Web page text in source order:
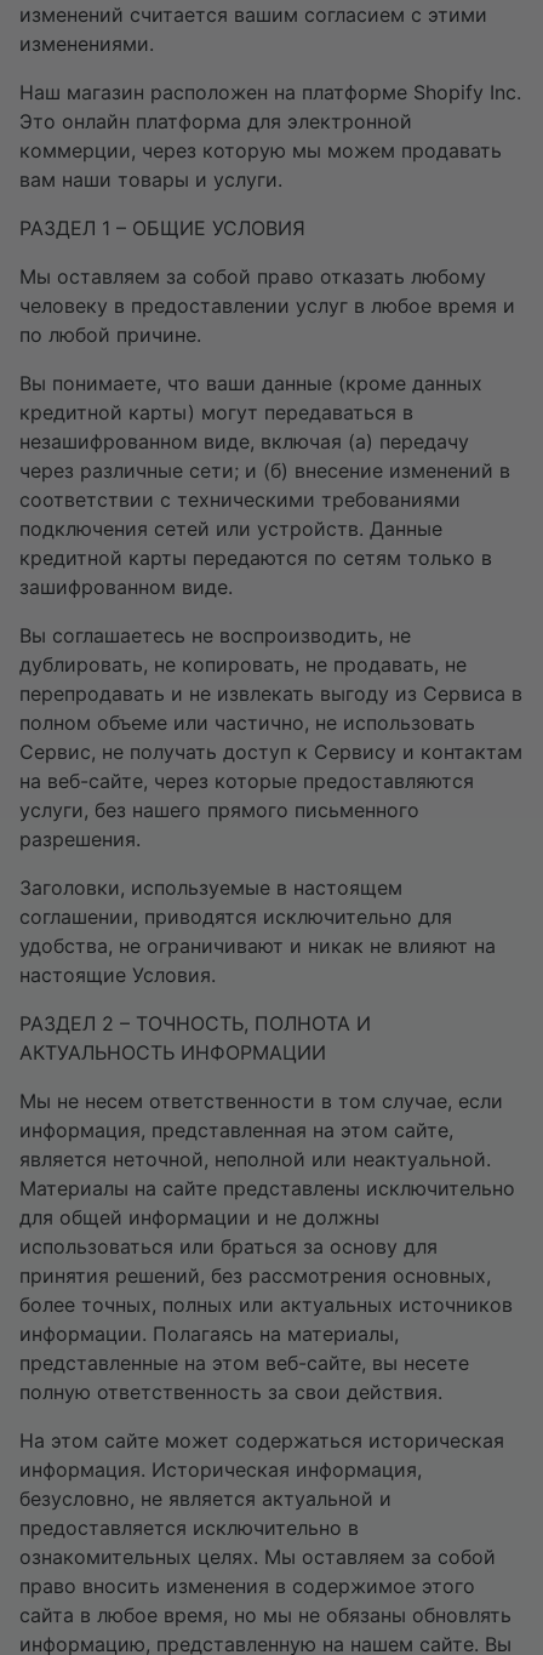
изменений считается вашим согласием с этими
изменениями.
Наш магазин расположен на платформе Shopify Inc.
Это онлайн платформа для электронной
коммерции, через которую мы можем продавать
вам наши товары и услуги.
РАЗДЕЛ 1 – ОБЩИЕ УСЛОВИЯ
Мы оставляем за собой право отказать любому
человеку в предоставлении услуг в любое время и
по любой причине.
Вы понимаете, что ваши данные (кроме данных
кредитной карты) могут передаваться в
незашифрованном виде, включая (а) передачу
через различные сети; и (б) внесение изменений в
соответствии с техническими требованиями
подключения сетей или устройств. Данные
кредитной карты передаются по сетям только в
зашифрованном виде.
Вы соглашаетесь не воспроизводить, не
дублировать, не копировать, не продавать, не
перепродавать и не извлекать выгоду из Сервиса в
полном объеме или частично, не использовать
Сервис, не получать доступ к Сервису и контактам
на веб-сайте, через которые предоставляются
услуги, без нашего прямого письменного
разрешения.
Заголовки, используемые в настоящем
соглашении, приводятся исключительно для
удобства, не ограничивают и никак не влияют на
настоящие Условия.
РАЗДЕЛ 2 – ТОЧНОСТЬ, ПОЛНОТА И
АКТУАЛЬНОСТЬ ИНФОРМАЦИИ
Мы не несем ответственности в том случае, если
информация, представленная на этом сайте,
является неточной, неполной или неактуальной.
Материалы на сайте представлены исключительно
для общей информации и не должны
использоваться или браться за основу для
принятия решений, без рассмотрения основных,
более точных, полных или актуальных источников
информации. Полагаясь на материалы,
представленные на этом веб-сайте, вы несете
полную ответственность за свои действия.
На этом сайте может содержаться историческая
информация. Историческая информация,
безусловно, не является актуальной и
предоставляется исключительно в
ознакомительных целях. Мы оставляем за собой
право вносить изменения в содержимое этого
сайта в любое время, но мы не обязаны обновлять
информацию, представленную на нашем сайте. Вы